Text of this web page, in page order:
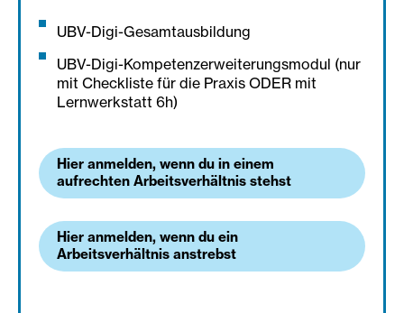
UBV-Digi-Gesamtausbildung
UBV-Digi-Kompetenzerweiterungsmodul (nur
mit Checkliste für die Praxis ODER mit
Lernwerkstatt 6h)
Hier anmelden, wenn du in einem
aufrechten Arbeitsverhältnis stehst
Hier anmelden, wenn du ein
Arbeitsverhältnis anstrebst